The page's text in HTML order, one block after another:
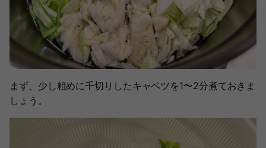
まず、少し粗めに千切りしたキャベツを1〜2分煮ておきま
しょう。